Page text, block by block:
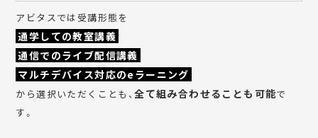
アビタスでは受講形態を
通学しての教室講義
通信でのライブ配信講義
マルチデバイス対応のeラーニング
から選択いただくことも、全て組み合わせることも可能で
す。